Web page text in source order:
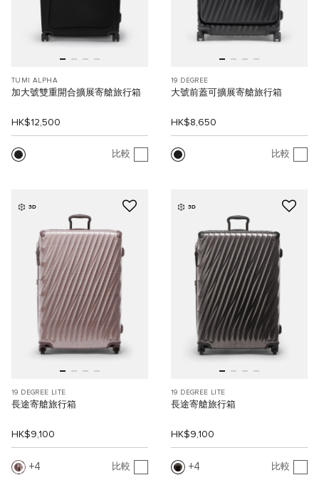
TUMI ALPHA
加大號雙重開合擴展寄艙旅行箱
HK$12,500
比較
19 DEGREE
大號前蓋可擴展寄艙旅行箱
HK$8,650
比較
3D
19 DEGREE LITE
長途寄艙旅行箱
HK$9,100
4 比較
3D
19 DEGREE LITE
長途寄艙旅行箱
HK$9,100
4 比較